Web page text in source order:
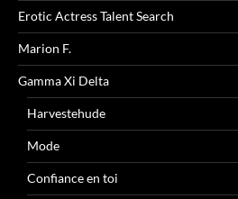
Erotic Actress Talent Search
Marion F.
Gamma Xi Delta
Harvestehude
Mode
Confiance en toi